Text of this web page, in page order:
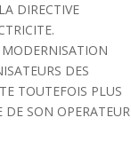
DIRECTIVE
DES
TOUTEFOIS PLUS
SON OPERATEUR